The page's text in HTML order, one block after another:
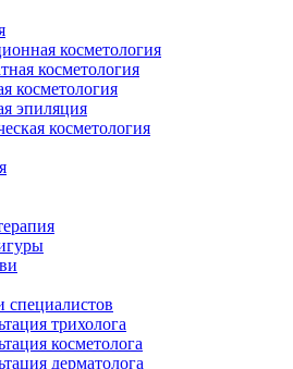
косметология
косметология
косметология
эпиляция
косметология
специалистов
трихолога
косметолога
дерматолога